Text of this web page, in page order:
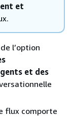
et
l’option
et des
flux comporte